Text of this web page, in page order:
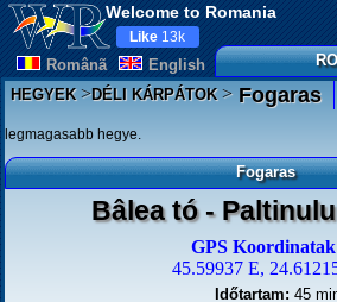
Welcome to Romania
Românã English
Like 13k
HEGYEK>DÉLI KÁRPÁTOK>Fogaras
legmagasabb hegye.
Fogaras
Bâlea tó -
GPS
45.59937 E,
Időtartam: 45